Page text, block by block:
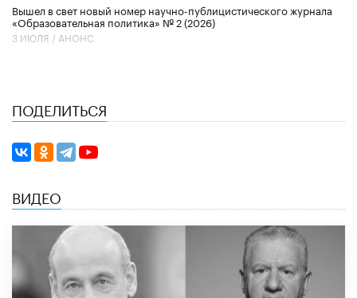
Вышел в свет новый номер научно-публицистического журнала
«Образовательная политика» № 2 (2026)
3 ИЮЛЯ / АНОНС
ПОДЕЛИТЬСЯ
ВИДЕО